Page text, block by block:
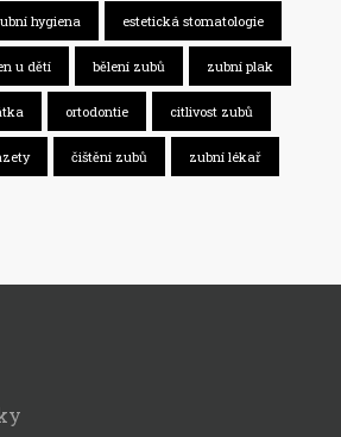
hygiena estetická stomatologie
u dětí bělení zubů zubní plak
ortodontie citlivost zubů
čištění zubů zubní lékař